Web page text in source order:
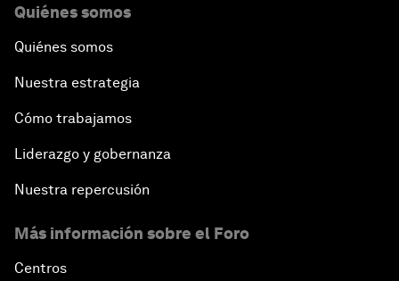
Quiénes somos
Quiénes somos
Nuestra estrategia
Cómo trabajamos
Liderazgo y gobernanza
Nuestra repercusión
Más información sobre el Foro
Centros